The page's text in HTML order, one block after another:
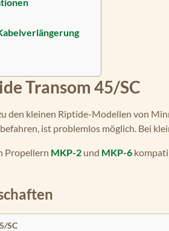
Transom 45/SC
den kleinen Riptide-Modellen von
ist problemlos möglich. Bei
Propellern MKP-2 und MKP-6
SC